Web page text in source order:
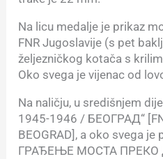
Na licu medalje je prikaz
FNR Jugoslavije (s pet
željezničkog kotača s
Oko svega je vijenac od
Na naličju, u središnjem
1945-1946 / БЕОГРАД“
BEOGRAD], a oko svega
ГРАЂЕЊЕ МОСТА ПРЕКО